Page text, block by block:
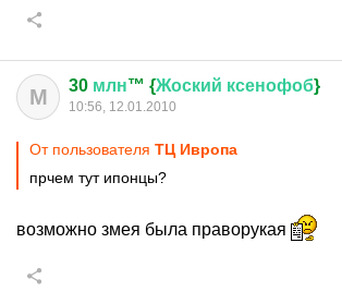
М 30 млн™ {Жоский ксенофоб}
10:56, 12.01.2010
От пользователя ТЦ Ивропа
прчем тут ипонцы?
возможно змея была праворукая